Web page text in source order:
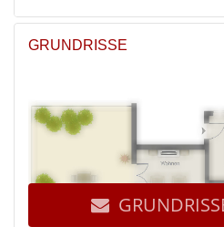
GRUNDRISSE